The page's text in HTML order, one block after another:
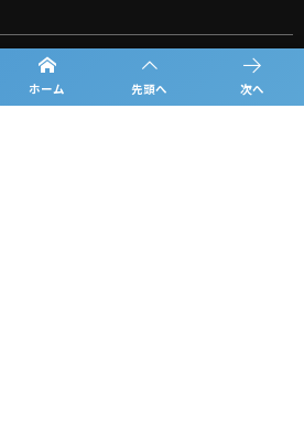
ホーム 先頭へ 次へ